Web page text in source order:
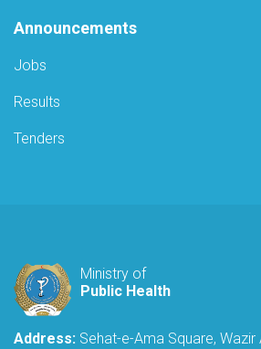
Announcements
Jobs
Results
Tenders
Ministry of
Public Health
Address: Sehat-e-Ama Square, Wazir